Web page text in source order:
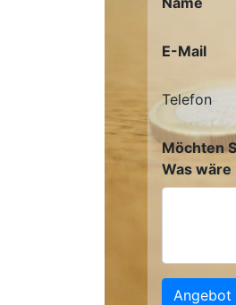
E-Mail
Telefon
Möchten
Was
Angebot